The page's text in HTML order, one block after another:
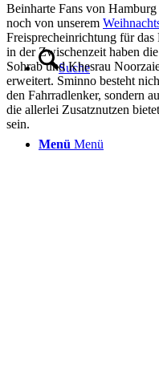
Suche
Menü Menü
Beinharte Fans von
noch von unserem
Freisprecheinrichtung für
in der Zwischenzeit haben
Sohrab und Khesrau
erweitert. Sminno besteht
den Fahrradlenker, sondern
die allerlei Zusatznutzen
sein.